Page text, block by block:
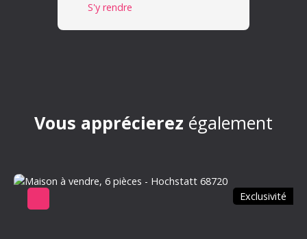
S'y rendre
Vous apprécierez également
Exclusivité